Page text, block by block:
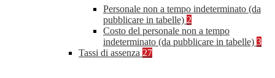
Personale non a tempo indeterminato (da
pubblicare in tabelle) 2
Costo del personale non a tempo
indeterminato (da pubblicare in tabelle) 3
Tassi di assenza 27